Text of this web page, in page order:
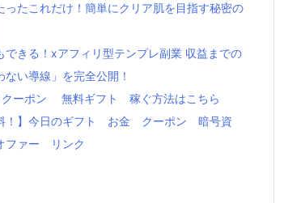
ったこれだけ！簡単にクリア肌を目指す秘密の
できる！xアフィリ型テンプレ副業 収益までの
ない導線」を完全公開！
ーポン 無料ギフト 稼ぐ方法はこちら
料！】今日のギフト お金 クーポン 暗号資
ァー リンク